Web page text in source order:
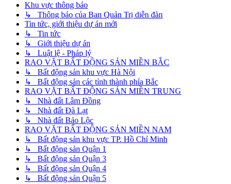
Khu vực thông báo
↳ Thông báo của Ban Quản Trị diễn đàn
Tin tức, giới thiệu dự án mới
↳ Tin tức
↳ Giới thiệu dự án
↳ Luật lệ - Pháp lý
RAO VẶT BẤT ĐỘNG SẢN MIỀN BẮC
↳ Bất động sản khu vực Hà Nội
↳ Bất động sản các tỉnh thành phía Bắc
RAO VẶT BẤT ĐỘNG SẢN MIỀN TRUNG
↳ Nhà đất Lâm Đồng
↳ Nhà đất Đà Lạt
↳ Nhà đất Bảo Lộc
RAO VẶT BẤT ĐỘNG SẢN MIỀN NAM
↳ Bất động sản khu vực TP. Hồ Chí Minh
↳ Bất động sản Quận 1
↳ Bất động sản Quận 3
↳ Bất động sản Quận 4
↳ Bất động sản Quận 5